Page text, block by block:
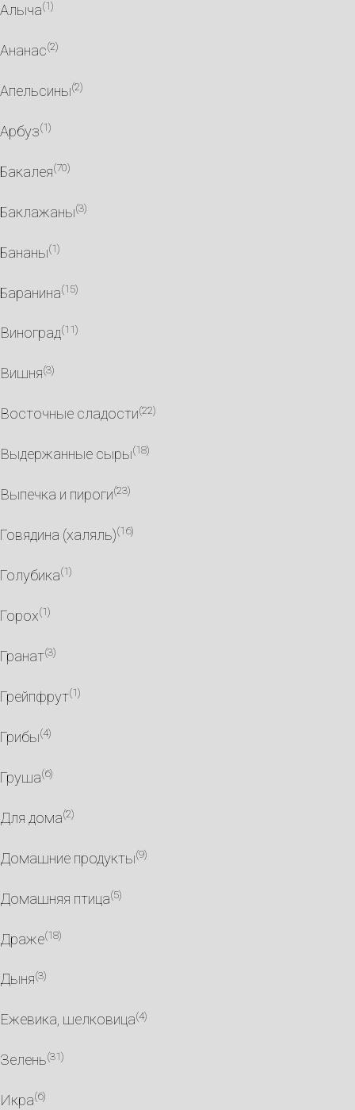
Алыча(1)
Ананас(2)
Апельсины(2)
Арбуз(1)
Бакалея(70)
Баклажаны(3)
Бананы(1)
Баранина(15)
Виноград(11)
Вишня(3)
Восточные сладости(22)
Выдержанные сыры(18)
Выпечка и пироги(23)
Говядина (халяль)(16)
Голубика(1)
Горох(1)
Гранат(3)
Грейпфрут(1)
Грибы(4)
Груша(6)
Для дома(2)
Домашние продукты(9)
Домашняя птица(5)
Драже(18)
Дыня(3)
Ежевика, шелковица(4)
Зелень(31)
Икра(6)